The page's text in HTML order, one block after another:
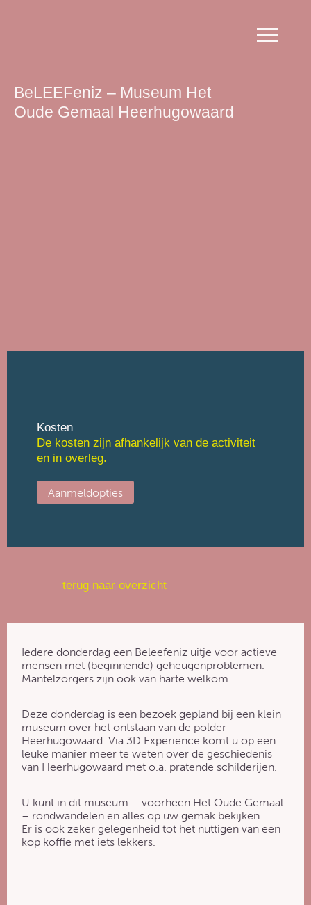
BeLEEFeniz – Museum Het
Oude Gemaal Heerhugowaard
Iedere donderdag een Beleefeniz uitje voor actieve
mensen met (beginnende) geheugenproblemen.
Mantelzorgers zijn ook van harte welkom.
Deze donderdag is een bezoek gepland bij een klein
museum over het ontstaan van de polder
Heerhugowaard. Via 3D Experience komt u op een
leuke manier meer te weten over de geschiedenis
van Heerhugowaard met o.a. pratende schilderijen.
U kunt in dit museum – voorheen Het Oude Gemaal
– rondwandelen en alles op uw gemak bekijken.
Er is ook zeker gelegenheid tot het nuttigen van een
kop koffie met iets lekkers.
Kosten
De kosten zijn afhankelijk van de activiteit
en in overleg.
Aanmeldopties
Nu aanmelden
terug naar overzicht